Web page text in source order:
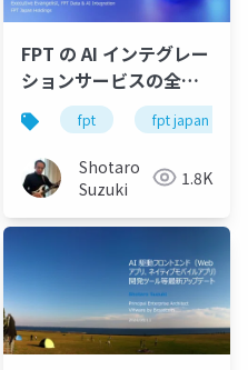
azure microsoft
FPT の AI インテグレー
ションサービスの全体
像とAzure OpenAI
Service を使ったアプ
リ開発、ソリューショ
ン事例のご紹介-公開版
fpt fpt japan
Shotaro
Suzuki
1.8K